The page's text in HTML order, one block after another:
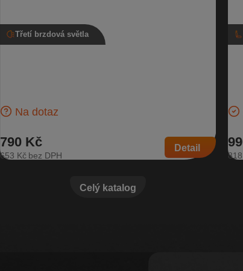
Třetí brzdová světla
Na dotaz
790 Kč
653 Kč
Detail
Celý katalog